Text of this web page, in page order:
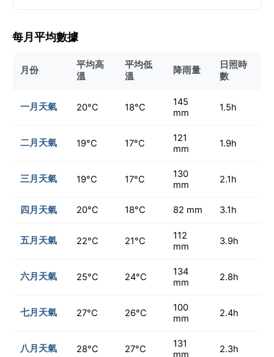
每月平均數據
月份
平均高
溫
平均低
溫
降雨量
日照時
數
一月天氣 20°C 18°C
145
mm
1.5h
二月天氣 19°C 17°C
121
mm
1.9h
三月天氣 19°C 17°C
130
mm
2.1h
四月天氣 20°C 18°C 82 mm 3.1h
五月天氣 22°C 21°C
112
mm
3.9h
六月天氣 25°C 24°C
134
mm
2.8h
七月天氣 27°C 26°C
100
mm
2.4h
八月天氣 28°C 27°C
131
mm
2.3h